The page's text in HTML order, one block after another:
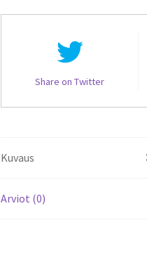
Share on Twitter
Kuvaus
Arviot (0)